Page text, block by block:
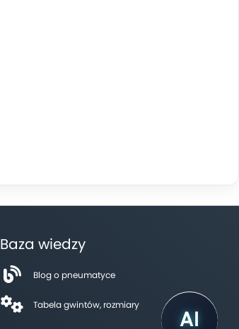
Baza wiedzy
Blog o pneumatyce
Tabela gwintów, rozmiary